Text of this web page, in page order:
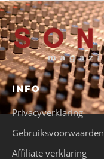
INFO
Privacyverklaring
Gebruiksvoorwaarden
Affiliate verklaring